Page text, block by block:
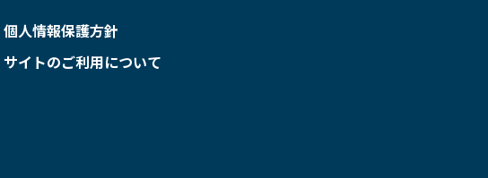
個人情報保護方針
サイトのご利用について